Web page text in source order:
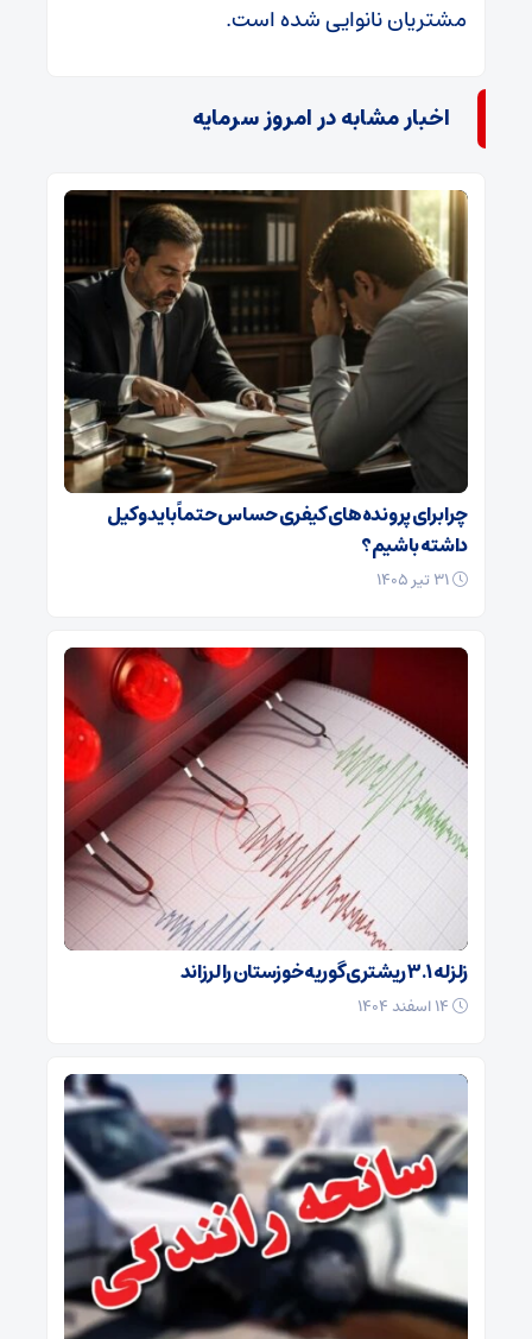
مشتریان نانوایی شده است.
اخبار مشابه در امروز سرمایه
چرا برای پرونده‌های کیفری حساس حتماً باید وکیل
داشته باشیم؟
زلزله ۳.۱ ریشتری گوریه خوزستان را لرزاند